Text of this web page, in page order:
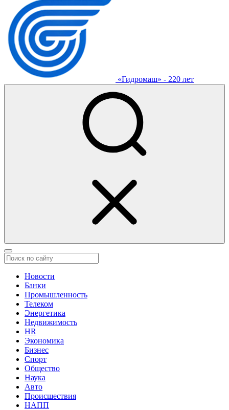
«Гидромаш» - 220 лет
Новости
Банки
Промышленность
Телеком
Энергетика
Недвижимость
HR
Экономика
Бизнес
Спорт
Общество
Наука
Авто
Происшествия
НАПП